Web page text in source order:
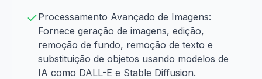
Processamento Avançado de Imagens:
Fornece geração de imagens, edição,
remoção de fundo, remoção de texto e
substituição de objetos usando modelos de
IA como DALL-E e Stable Diffusion.